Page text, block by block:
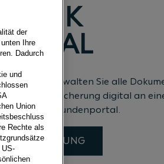
BANK
verwalten Sie alle
und Versicherung digital an
Bank Kundenportal.
REGISTRIERUNG
der
Ihre
Dadurch
und
Union
Rechte als
US-